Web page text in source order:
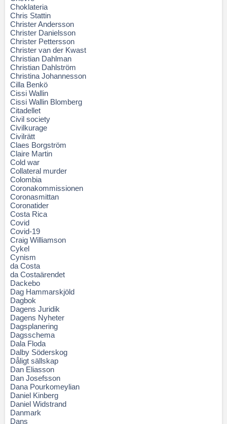
Choklateria
Chris Stattin
Christer Andersson
Christer Danielsson
Christer Pettersson
Christer van der Kwast
Christian Dahlman
Christian Dahlström
Christina Johannesson
Cilla Benkö
Cissi Wallin
Cissi Wallin Blomberg
Citadellet
Civil society
Civilkurage
Civilrätt
Claes Borgström
Claire Martin
Cold war
Collateral murder
Colombia
Coronakommissionen
Coronasmittan
Coronatider
Costa Rica
Covid
Covid-19
Craig Williamson
Cykel
Cynism
da Costa
da Costaärendet
Dackebo
Dag Hammarskjöld
Dagbok
Dagens Juridik
Dagens Nyheter
Dagsplanering
Dagsschema
Dala Floda
Dalby Söderskog
Dåligt sällskap
Dan Eliasson
Dan Josefsson
Dana Pourkomeylian
Daniel Kinberg
Daniel Widstrand
Danmark
Dans